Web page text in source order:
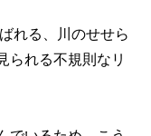
れる、川のせせら
られる不規則なリ